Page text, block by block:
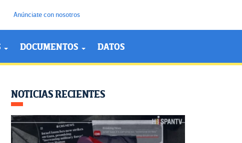
Anúnciate con nosotros
DOCUMENTOS DATOS
NOTICIAS RECIENTES